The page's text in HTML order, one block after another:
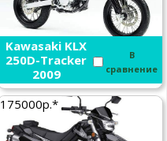
Kawasaki KLX
250D-Tracker
2009
В
сравнение
175000р.*